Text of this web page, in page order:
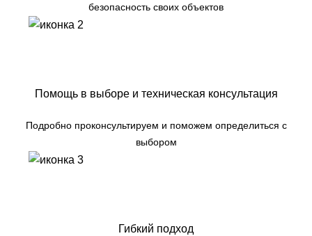
безопасность своих объектов
Помощь в выборе и техническая консультация
Подробно проконсультируем и поможем определиться с
выбором
Гибкий подход